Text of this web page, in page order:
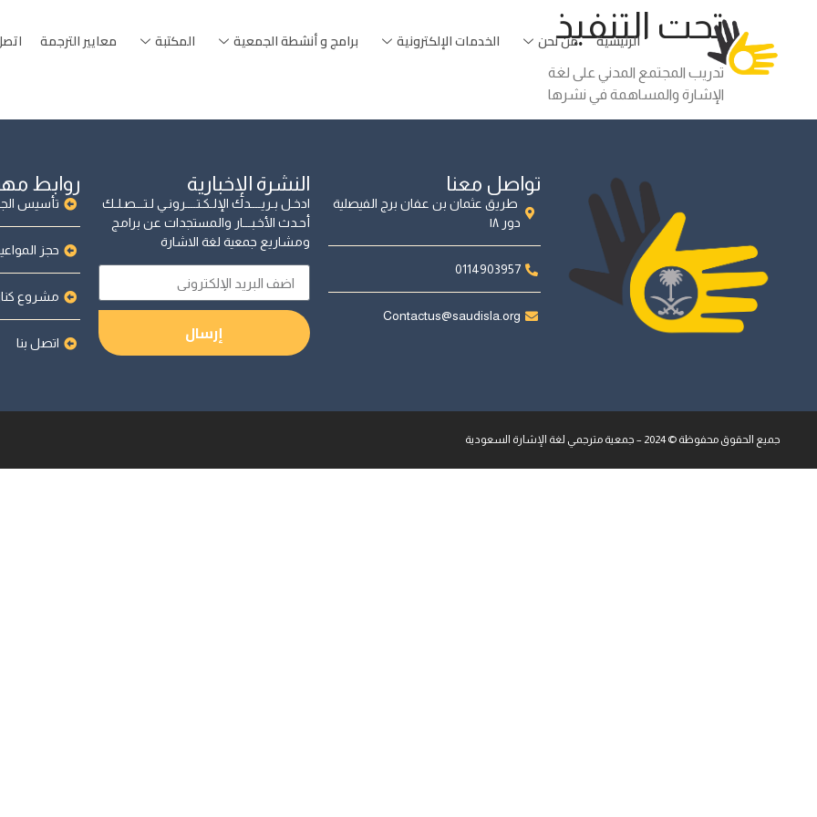
الرئيسية من نحن الخدمات الإلكترونية برامج و أنشطة الجمعية المكتبة معايير الترجمة تحت التنفيذ
تدريب المجتمع المدني على لغة
الإشارة والمساهمة في نشرها
تواصل معنا
طريق عثمان بن عفان برج الفيصلية
دور ١٨
0114903957
Contactus@saudisla.org
النشرة الإخبارية
ادخـل بـريــــدك الإلـكـتــــرونـي لـتـــصـلـك
أحـدث الأخـبـــار والمستجدات عن برامج
ومشاريع جمعية لغة الاشارة
إرسال
روابط
تأسيس
حجز
مشروع
اتصل بنا
جميع الحقوق محفوظة © 2024 – جمعية مترجمي لغة الإشارة السعودية